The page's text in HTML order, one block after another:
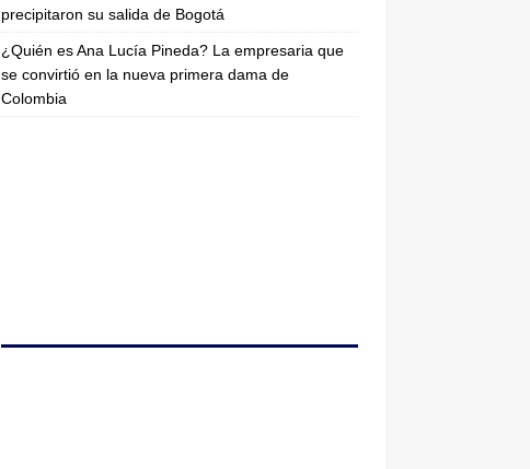
precipitaron su salida de Bogotá
¿Quién es Ana Lucía Pineda? La empresaria que
se convirtió en la nueva primera dama de
Colombia